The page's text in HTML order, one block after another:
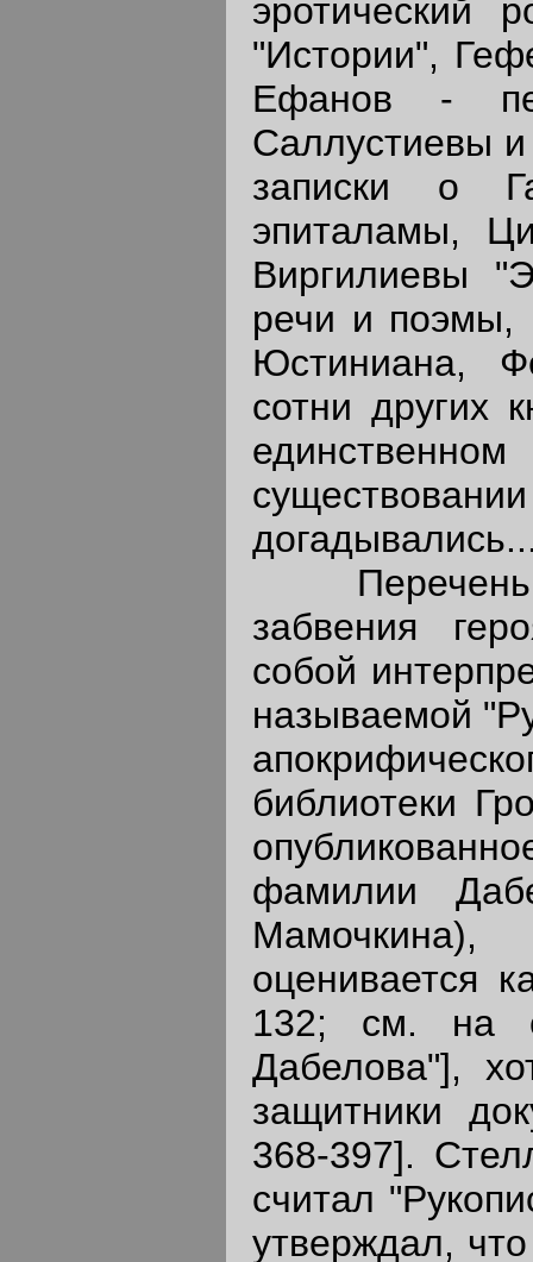
эротический
"Истории",
Ефанов -
Саллустиевы
записки о
эпиталамы,
Виргилиевы
речи и поэмы,
Юстиниана,
сотни других
Перечень
забвения
собой
называемой
библиотеки
фамилии
Мамочкина),
оценивается
132; см. на
Дабелова"],
защитники
368-397].
считал
утверждал,